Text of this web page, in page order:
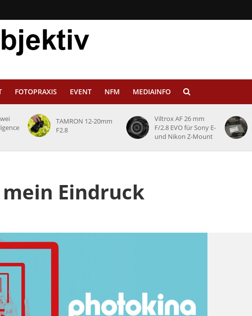
FOTOPRAXIS EVENT NFM MEDIAINFO
TAMRON 12-20mm
F2.8
Viltrox AF 26 mm
F/2.8 EVO für Sony E-
und Nikon Z-Mount
Eindruck